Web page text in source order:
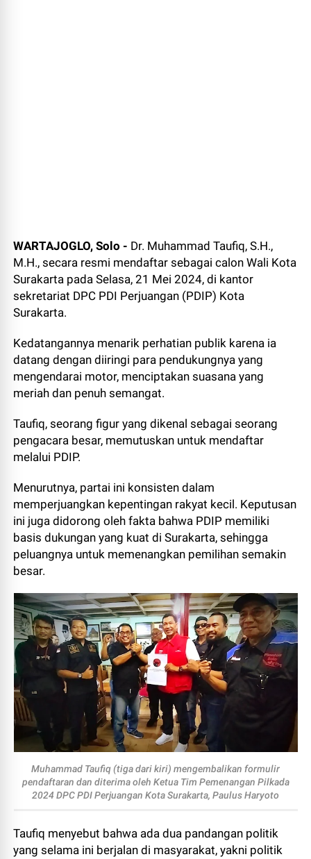
WARTAJOGLO, Solo - Dr. Muhammad Taufiq, S.H.,
M.H., secara resmi mendaftar sebagai calon Wali Kota
Surakarta pada Selasa, 21 Mei 2024, di kantor
sekretariat DPC PDI Perjuangan (PDIP) Kota
Surakarta.
Kedatangannya menarik perhatian publik karena ia
datang dengan diiringi para pendukungnya yang
mengendarai motor, menciptakan suasana yang
meriah dan penuh semangat.
Taufiq, seorang figur yang dikenal sebagai seorang
pengacara besar, memutuskan untuk mendaftar
melalui PDIP.
Menurutnya, partai ini konsisten dalam
memperjuangkan kepentingan rakyat kecil. Keputusan
ini juga didorong oleh fakta bahwa PDIP memiliki
basis dukungan yang kuat di Surakarta, sehingga
peluangnya untuk memenangkan pemilihan semakin
besar.
Muhammad Taufiq (tiga dari kiri) mengembalikan formulir
pendaftaran dan diterima oleh Ketua Tim Pemenangan Pilkada
2024 DPC PDI Perjuangan Kota Surakarta, Paulus Haryoto
Taufiq menyebut bahwa ada dua pandangan politik
yang selama ini berjalan di masyarakat, yakni politik